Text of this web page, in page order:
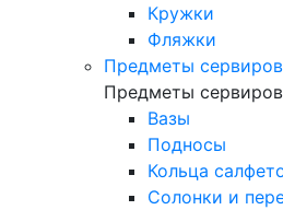
Кружки
Фляжки
Предметы
Предметы
Вазы
Подносы
Кольца
Солонки и